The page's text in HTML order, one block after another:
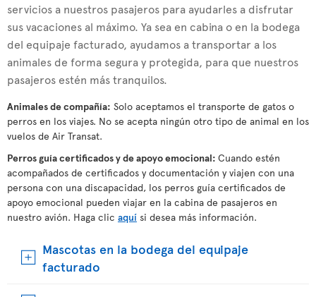
servicios a nuestros pasajeros para ayudarles a disfrutar
sus vacaciones al máximo. Ya sea en cabina o en la bodega
del equipaje facturado, ayudamos a transportar a los
animales de forma segura y protegida, para que nuestros
pasajeros estén más tranquilos.
Animales de compañía: Solo aceptamos el transporte de gatos o
perros en los viajes. No se acepta ningún otro tipo de animal en los
vuelos de Air Transat.
Perros guía certificados y de apoyo emocional: Cuando estén
acompañados de certificados y documentación y viajen con una
persona con una discapacidad, los perros guía certificados de
apoyo emocional pueden viajar en la cabina de pasajeros en
nuestro avión. Haga clic aquí si desea más información.
Mascotas en la bodega del equipaje
facturado